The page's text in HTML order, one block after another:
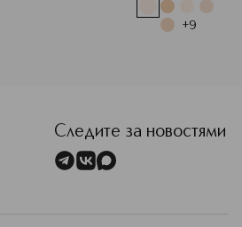
+9
Следите за новостями